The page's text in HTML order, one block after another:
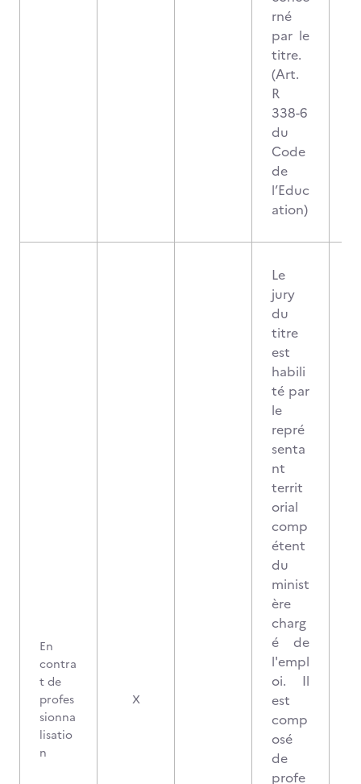
rné
par le
titre.
(Art.
R
338-6
du
Code
de
l’Educ
ation)
En
contra
t de
profes
sionna
lisatio
n
X
Le
jury
du
titre
est
habili
té par
le
repré
senta
nt
territ
orial
comp
étent
du
minist
ère
charg
é de
l'empl
oi. Il
est
comp
osé
de
profe